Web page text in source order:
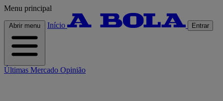
Menu principal
Abrir menu Início Entrar
Últimas Mercado Opinião